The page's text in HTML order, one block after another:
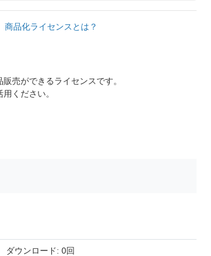
商品化ライセンスとは？
売ができるライセンスです。
ください。
ダウンロード: 0回